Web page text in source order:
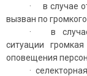
· в случае
вызван по
· в случае
ситуации
оповещения
·